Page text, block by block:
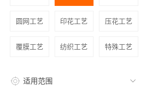
圆网工艺 印花工艺 压花工艺
覆膜工艺 纺织工艺 特殊工艺
适用范围